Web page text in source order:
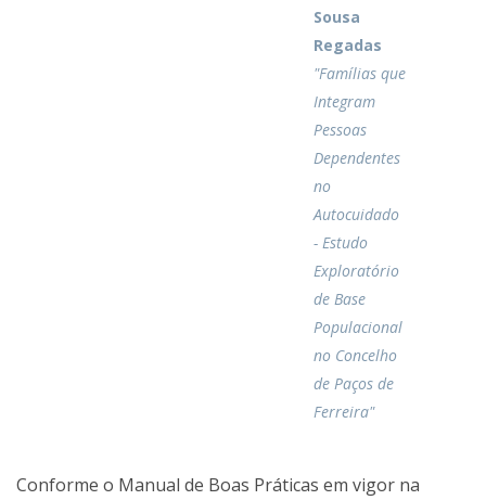
Sousa
Regadas
"Famílias que
Integram
Pessoas
Dependentes
no
Autocuidado
- Estudo
Exploratório
de Base
Populacional
no Concelho
de Paços de
Ferreira"
Conforme o Manual de Boas Práticas em vigor na